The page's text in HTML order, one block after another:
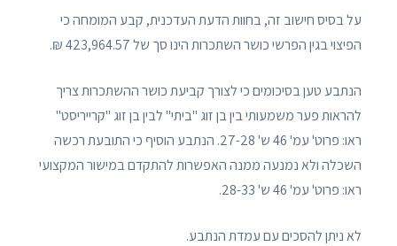
על בסיס חישוב זה, בחוות הדעת העדכנית, קבע המומחה כי
הפיצוי בגין הפרשי כושר השתכרות הינו סך של 423,964.57 ₪.
הנתבע טען בסיכומים כי לצורך קביעת כושר ההשתכרות צריך
להראות פער משמעותי בין בן זוג "ביתי" לבין בן זוג "קרייריסט"
ראו: פרוט' עמ' 46 ש' 27-28. הנתבע הוסיף כי התובעת רכשה
השכלה ולא נמנעה ממנה האפשרות להתקדם במישור המקצועי
ראו: פרוט' עמ' 46 ש' 28-33.
לא ניתן להסכים עם עמדת הנתבע.